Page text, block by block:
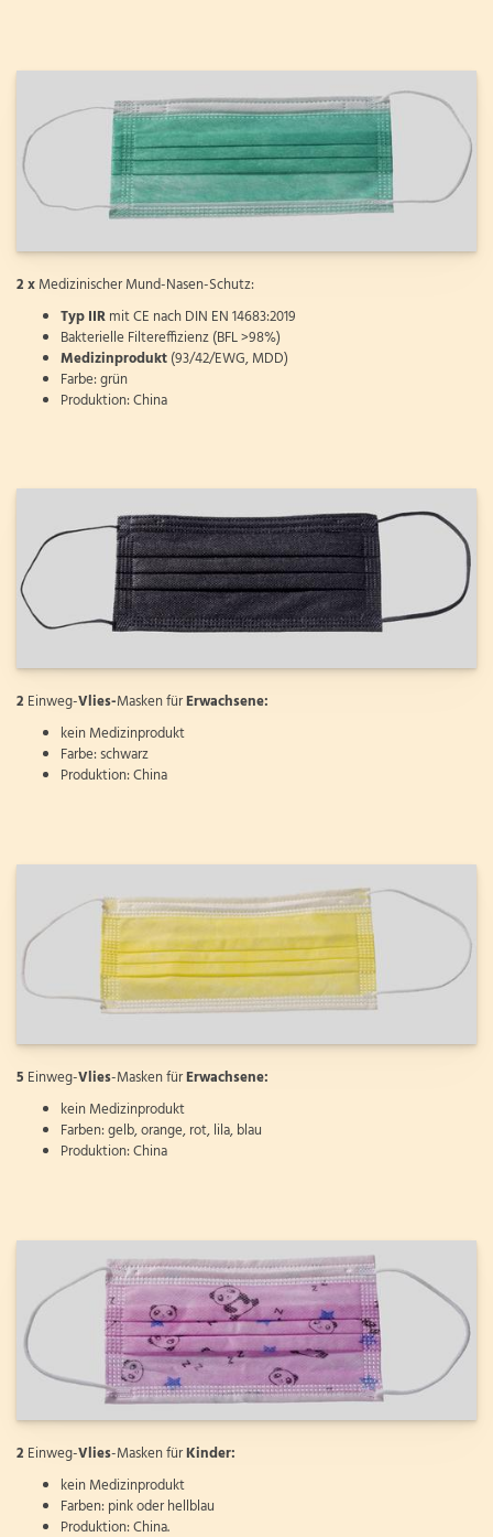
2 xMedizinischer Mund-Nasen-Schutz:
Typ IIRmit CE nach DIN EN 14683:2019
Bakterielle Filtereffizienz (BFL >98%)
Medizinprodukt(93/42/EWG, MDD)
Farbe: grün
Produktion: China
2 Einweg-Vlies-Masken fürErwachsene:
kein Medizinprodukt
Farbe: schwarz
Produktion: China
5 Einweg-Vlies-Masken fürErwachsene:
kein Medizinprodukt
Farben: gelb, orange, rot, lila, blau
Produktion: China
2 Einweg-Vlies-Masken fürKinder:
kein Medizinprodukt
Farben: pink oder hellblau
Produktion: China.